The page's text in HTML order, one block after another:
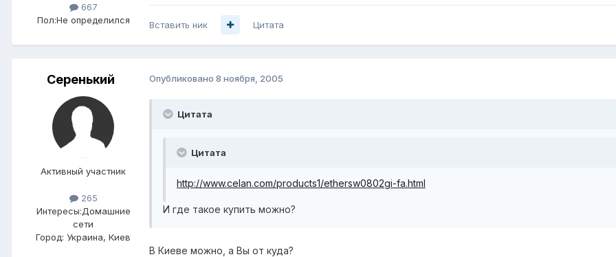
667
Пол:Не определился Вставить ник Цитата
Серенький
Активный участник
265
Интересы:Домашние
сети
Город: Украина, Киев
Опубликовано 8 ноября, 2005
Цитата
Цитата
http://www.celan.com/products1/ethersw0802gi-fa.html
И где такое купить можно?
В Киеве можно, а Вы от куда?